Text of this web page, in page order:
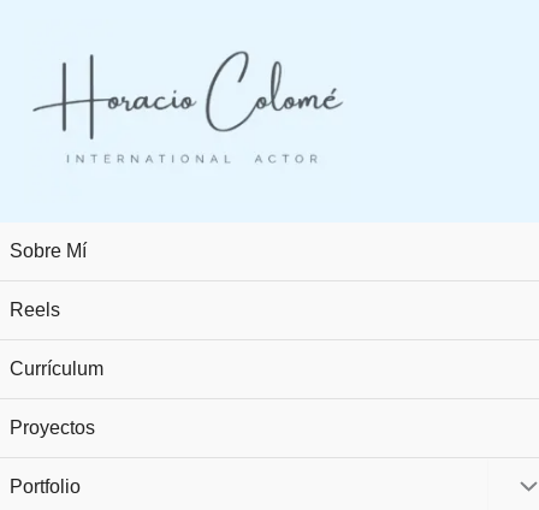
Sobre Mí
Reels
Currículum
Proyectos
Portfolio